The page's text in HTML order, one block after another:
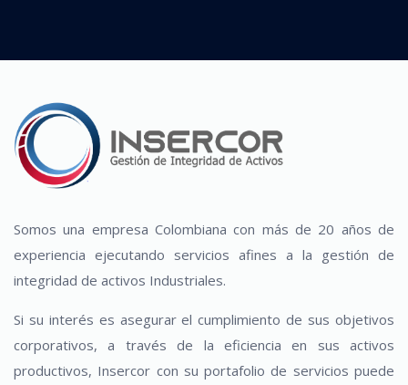
Somos una empresa Colombiana con más de 20 años de
experiencia ejecutando servicios afines a la gestión de
integridad de activos Industriales.
Si su interés es asegurar el cumplimiento de sus objetivos
corporativos, a través de la eficiencia en sus activos
productivos, Insercor con su portafolio de servicios puede